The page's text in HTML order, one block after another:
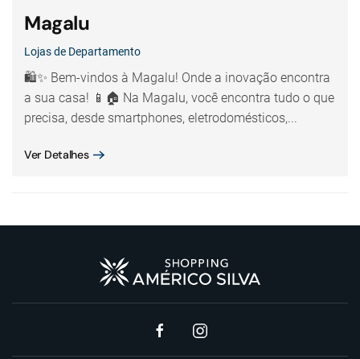
Magalu
Lojas de Departamento
🛍️✨ Bem-vindos à Magalu! Onde a inovação encontra
a sua casa! 📱🏠 Na Magalu, você encontra tudo o que
precisa, desde smartphones, eletrodomésticos,...
Ver Detalhes